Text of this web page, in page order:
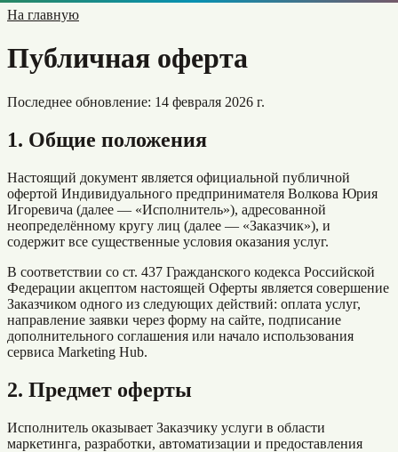
На главную
Публичная оферта
Последнее обновление: 14 февраля 2026 г.
1. Общие положения
Настоящий документ является официальной публичной
офертой Индивидуального предпринимателя Волкова Юрия
Игоревича (далее — «Исполнитель»), адресованной
неопределённому кругу лиц (далее — «Заказчик»), и
содержит все существенные условия оказания услуг.
В соответствии со ст. 437 Гражданского кодекса Российской
Федерации акцептом настоящей Оферты является совершение
Заказчиком одного из следующих действий: оплата услуг,
направление заявки через форму на сайте, подписание
дополнительного соглашения или начало использования
сервиса Marketing Hub.
2. Предмет оферты
Исполнитель оказывает Заказчику услуги в области
маркетинга, разработки, автоматизации и предоставления